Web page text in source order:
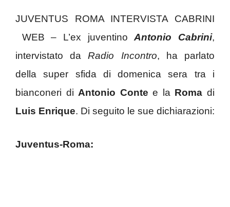
JUVENTUS ROMA INTERVISTA CABRINI
WEB – L’ex juventinoAntonio Cabrini,
intervistato da Radio Incontro, ha parlato
della super sfida di domenica sera tra i
bianconeri diAntonio Conte e laRoma di
Luis Enrique. Di seguito le sue dichiarazioni:
Juventus-Roma: